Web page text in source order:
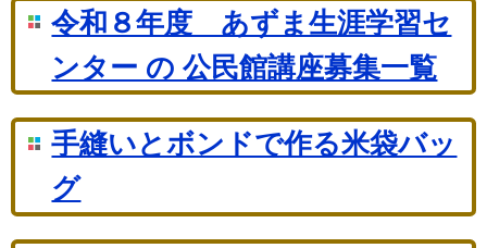
令和８年度 あずま生涯学習セ
ンター の 公民館講座募集一覧
手縫いとボンドで作る米袋バッ
グ